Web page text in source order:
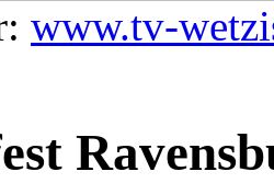
www.tv-